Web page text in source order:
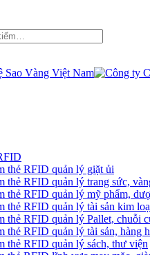
thẻ RFID quản lý giặt ủi
thẻ RFID quản lý trang sức,
thẻ RFID quản lý mỹ phẩm,
thẻ RFID quản lý tài sản kim
thẻ RFID quản lý Pallet, chuỗi
thẻ RFID quản lý tài sản, hàng
thẻ RFID quản lý sách, thư viện